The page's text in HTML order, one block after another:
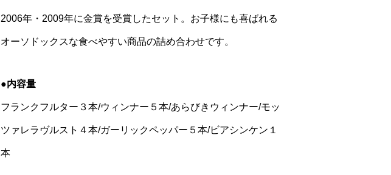
2006年・2009年に金賞を受賞したセット。お子様にも喜ばれる
オーソドックスな食べやすい商品の詰め合わせです。
●内容量
フランクフルター３本/ウィンナー５本/あらびきウィンナー/モッ
ツァレラヴルスト４本/ガーリックペッパー５本/ビアシンケン１
本